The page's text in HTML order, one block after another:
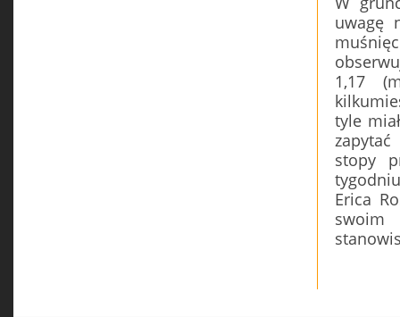
uwagę
1,17
tyle
stopy
Erica
swoim